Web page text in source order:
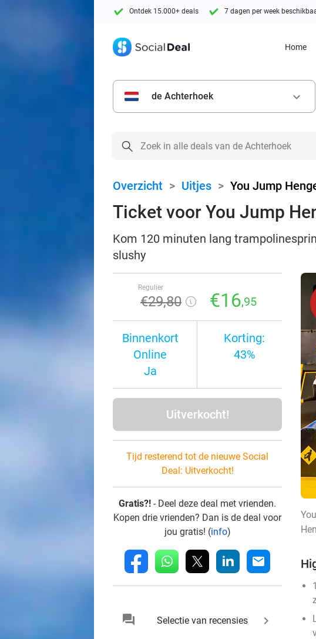
Ontdek 15.000+ deals 7 dagen per week
Home
de Achterhoek keyboard_arrow_down
Overzicht > Uitjes > You Jump
Ticket voor You Jump
Kom 120 minuten lang
slushy
Regulier
€29,80 €16,95
Binnenkort
Online
Ja
Korting:
43%
Uitverkocht!
Tijd resterend tot de nieuwe Social
Deal: Uitverkocht!
Gratis?! - Deel deze deal met vrienden.
Kopen drie vrienden? Dan is de deal voor
jou gratis! (info)
fb whatsapp linkedin mail
chat Selectie van recensies keyboard_arrow_right